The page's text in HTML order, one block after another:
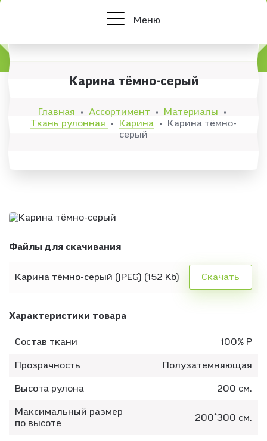
Меню
Карина тёмно-серый
Главная • Ассортимент • Материалы •
Ткань рулонная • Карина •
Карина тёмно-
серый
Файлы для скачивания
Карина тёмно-серый (JPEG) (152 Kb) Скачать
Характеристики товара
Состав ткани 100% P
Прозрачность Полузатемняющая
Высота рулона 200 см.
Максимальный размер
по высоте
200*300 см.